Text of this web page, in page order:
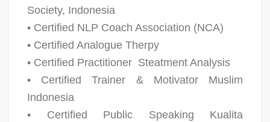
Society, Indonesia
• Certified NLP Coach Association (NCA)
• Certified Analogue Therpy
• Certified Practitioner Steatment Analysis
• Certified Trainer & Motivator Muslim
Indonesia
• Certified Public Speaking Kualita